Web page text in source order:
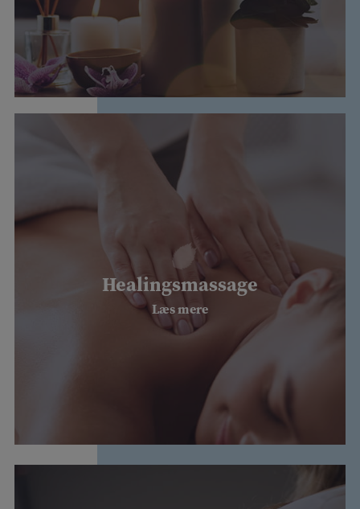
Healingsmassage
Læs mere